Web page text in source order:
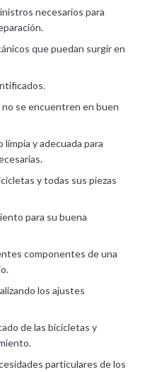
necesarios para
que puedan surgir en
se encuentren en buen
y adecuada para
y todas sus piezas
para su buena
componentes de una
los ajustes
de las bicicletas y
particulares de los